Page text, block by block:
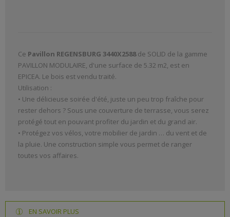
Ce Pavillon REGENSBURG 3440X2588de SOLID de la gamme
PAVILLON MODULAIRE, d'une surface de 5.32 m2, est en
EPICEA. Le bois est vendu traité.
Utilisation :
• Une délicieuse soirée d'été, juste un peu trop fraîche pour
rester dehors ? Sous une couverture de terrasse, vous serez
protégé tout en pouvant profiter du jardin et du grand air.
• Protégez vos vélos, votre mobilier de jardin … du vent et de
la pluie. Une construction simple vous permet de ranger
toutes vos affaires.
EN SAVOIR PLUS